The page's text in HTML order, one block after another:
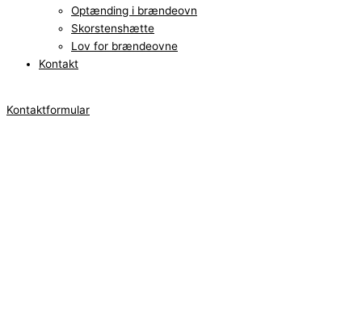
Optænding i brændeovn
Skorstenshætte
Lov for brændeovne
Kontakt
Kontaktformular